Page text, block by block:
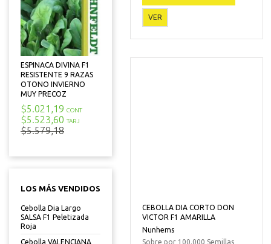
ESPINACA DIVINA F1
RESISTENTE 9 RAZAS
OTONO INVIERNO
MUY PRECOZ
$5.021,19 CONT
$5.523,60 TARJ
$5.579,18
LOS MÁS VENDIDOS
Cebolla Dia Largo
SALSA F1 Peletizada
Roja
Cebolla VALENCIANA
VER
CEBOLLA DIA CORTO DON
VICTOR F1 AMARILLA
Nunhems
Sobre por 100.000 Semillas